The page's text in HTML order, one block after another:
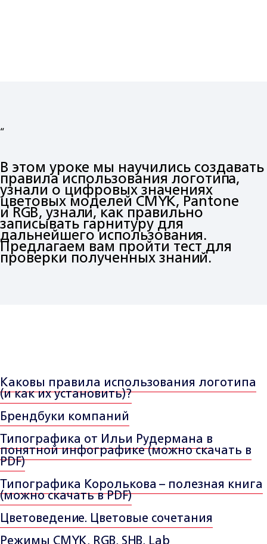
“
В этом уроке мы научились создавать
правила использования логотипа,
узнали о цифровых значениях
цветовых моделей CMYK, Pantone
и RGB, узнали, как правильно
записывать гарнитуру для
дальнейшего использования.
Предлагаем вам пройти тест для
проверки полученных знаний.
Каковы правила использования логотипа
(и как их установить)?
Брендбуки компаний
Типографика от Ильи Рудермана в
понятной инфографике (можно скачать в
PDF)
Типографика Королькова – полезная книга
(можно скачать в PDF)
Цветоведение. Цветовые сочетания